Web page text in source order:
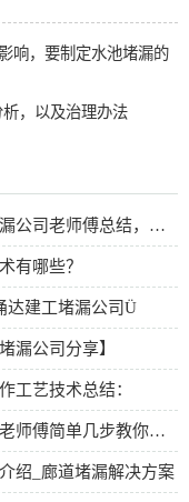
响，要制定水池堵漏的
，以及治理办法
穿墙下水管有渗漏怎么办？涌达建工堵漏公司老师傅总结，用三种办法轻松搞定
有哪些？
达建工堵漏公司Ü
漏公司分享】
工艺技术总结：
墙体里水管漏水怎么办？涌达建工堵漏老师傅简单几步教你解决暗水管漏水
绍_廊道堵漏解决方案